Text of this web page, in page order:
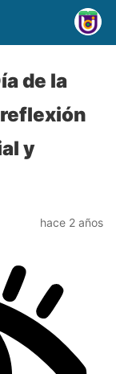
de la
y
hace 2 años